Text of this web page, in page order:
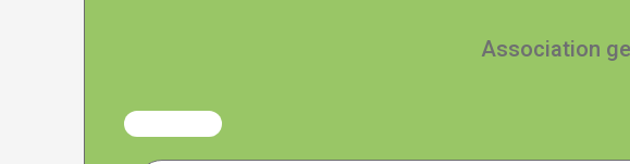
Association